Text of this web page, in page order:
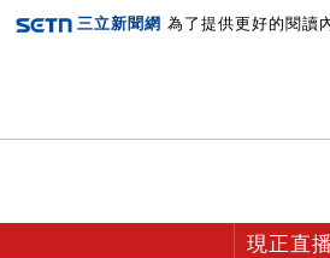
三立新聞網 為了提供更好的閱讀
現正直播